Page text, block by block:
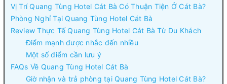
Vị Trí Quang Tùng Hotel Cát Bà Có Thuận Tiện Ở Cát Bà?
Phòng Nghỉ Tại Quang Tùng Hotel Cát Bà
Review Thực Tế Quang Tùng Hotel Cát Bà Từ Du Khách
Điểm mạnh được nhắc đến nhiều
Một số điểm cần lưu ý
FAQs Về Quang Tùng Hotel Cát Bà
Giờ nhận và trả phòng tại Quang Tùng Hotel Cát Bà?